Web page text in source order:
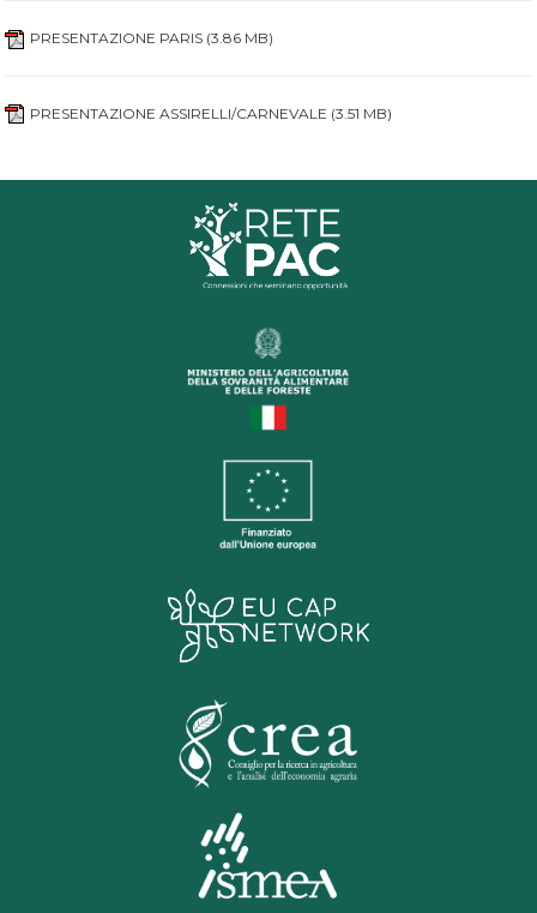
PRESENTAZIONE PARIS (3.86 MB)
PRESENTAZIONE ASSIRELLI/CARNEVALE (3.51 MB)